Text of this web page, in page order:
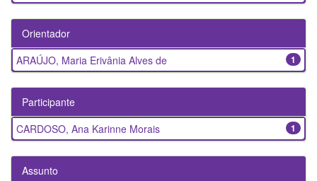
Orientador
1
ARAÚJO, Maria Erivânia Alves de
Participante
1
CARDOSO, Ana Karinne Morais
Assunto